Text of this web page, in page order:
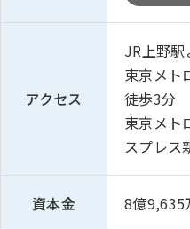
アクセス
JR上野
東京メト
徒歩3分
東京メト
スプレ
資本金 8億9,635